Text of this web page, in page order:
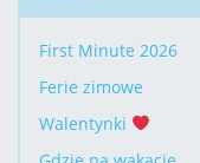
First Minute 2026
Ferie zimowe
Walentynki